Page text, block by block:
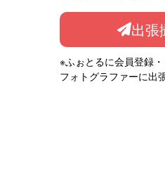
出張
※ふぉとるに会員登録
フォトグラファーに出